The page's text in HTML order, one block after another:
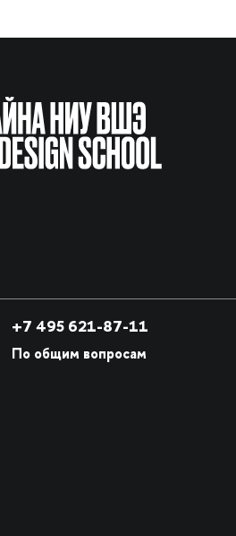
+7 495 621-87-11
По общим вопросам